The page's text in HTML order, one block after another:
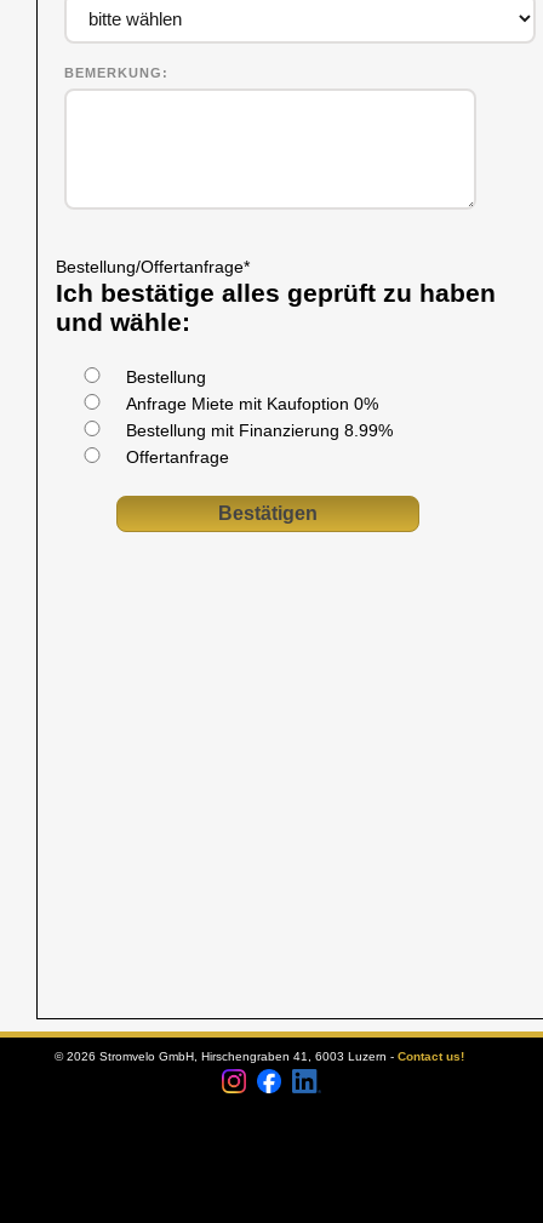
BEMERKUNG
Bestellung/Offertanfrage*
Ich bestätige alles geprüft zu haben
und wähle:
Bestellung
Anfrage Miete mit Kaufoption 0%
Bestellung mit Finanzierung 8.99%
Offertanfrage
© 2026 Stromvelo GmbH, Hirschengraben 41, 6003 Luzern - Contact us!